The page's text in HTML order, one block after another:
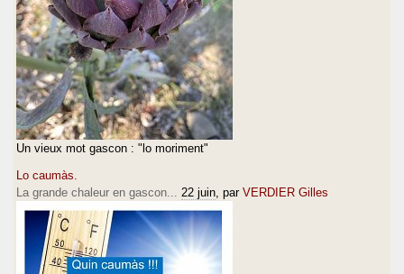
Un vieux mot gascon : "lo moriment"
Lo caumàs.
La grande chaleur en gascon...
22 juin , par VERDIER Gilles